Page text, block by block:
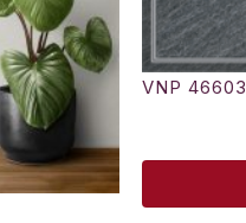
VNP 46603